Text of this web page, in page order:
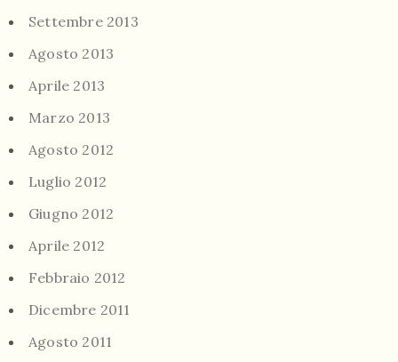
Settembre 2013
Agosto 2013
Aprile 2013
Marzo 2013
Agosto 2012
Luglio 2012
Giugno 2012
Aprile 2012
Febbraio 2012
Dicembre 2011
Agosto 2011